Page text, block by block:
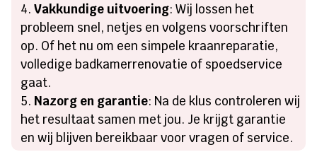
Vakkundige uitvoering: Wij lossen het
probleem snel, netjes en volgens voorschriften
op. Of het nu om een simpele kraanreparatie,
volledige badkamerrenovatie of spoedservice
gaat.
Nazorg en garantie: Na de klus controleren wij
het resultaat samen met jou. Je krijgt garantie
en wij blijven bereikbaar voor vragen of service.